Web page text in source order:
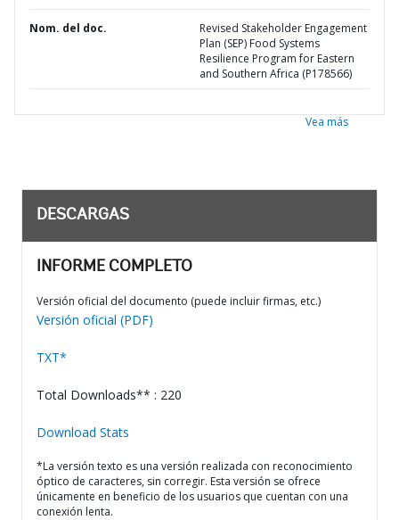
Nom. del doc.
Revised Stakeholder Engagement
Plan (SEP) Food Systems
Resilience Program for Eastern
and Southern Africa (P178566)
Vea más
DESCARGAS
INFORME COMPLETO
Versión oficial del documento (puede incluir firmas, etc.)
Versión oficial (PDF)
TXT*
Total Downloads** : 220
Download Stats
*La versión texto es una versión realizada con reconocimiento
óptico de caracteres, sin corregir. Esta versión se ofrece
únicamente en beneficio de los usuarios que cuentan con una
conexión lenta.